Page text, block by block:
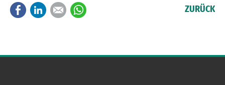
FacebookLinkedInE-mail ZURÜCK